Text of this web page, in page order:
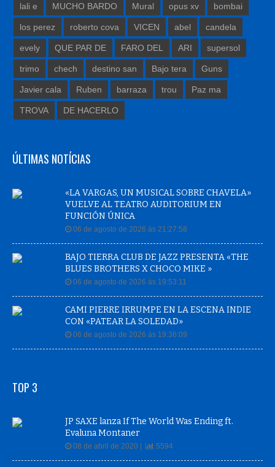
lali e MUCHO BARDO Mural opus xv bombai
los perez roberto cova VICEN abel candela
evely QUE PAR DE FARO DEL ARI supersol
trimo chech destino san Bajo tera Guns
Javier cala Ruben barraza trou Paz ma
TROVA DE HACERLO
ÚLTIMAS NOTÍCIAS
«LA VARGAS, UN MUSICAL SOBRE CHAVELA»
VUELVE AL TEATRO AUDITORIUM EN
FUNCIÓN ÚNICA
06 de agosto de 2026 às 21:27:58
BAJO TIERRA CLUB DE JAZZ PRESENTA «THE
BLUES BROTHERS X CHOCO MIKE »
06 de agosto de 2026 às 19:53:11
CAMI PIERRE IRRUMPE EN LA ESCENA INDIE
CON «PATEAR LA SOLEDAD»
06 de agosto de 2026 às 19:36:09
TOP 3
JP SAXE lanza If The World Was Ending ft.
Evaluna Montaner
08 de abril de 2020 | 5594